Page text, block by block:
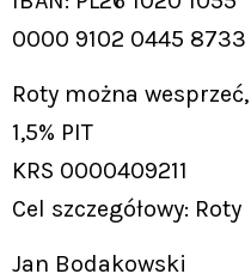
0000 9102 0445 8733
Roty można
1,5% PIT
KRS 0000409211
Cel szczegółowy: Roty
Jan Bodakowski